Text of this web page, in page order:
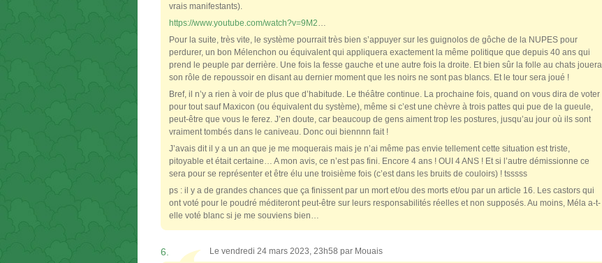
vrais manifestants).
https://www.youtube.com/watch?v=9M2
Pour la suite, très vite, le système pourrait très bien s’appuyer sur les guignolos de gôche de la NUPES pour
perdurer, un bon Mélenchon ou équivalent qui appliquera exactement la même politique que depuis 40 ans qui
prend le peuple par derrière. Une fois la fesse gauche et une autre fois la droite. Et bien sûr la folle au chats jouera
son rôle de repoussoir en disant au dernier moment que les noirs ne sont pas blancs. Et le tour sera joué !
Bref, il n’y a rien à voir de plus que d’habitude. Le théâtre continue. La prochaine fois, quand on vous dira de voter
pour tout sauf Maxicon (ou équivalent du système), même si c’est une chèvre à trois pattes qui pue de la gueule,
peut-être que vous le ferez. J’en doute, car beaucoup de gens aiment trop les postures, jusqu’au jour où ils sont
vraiment tombés dans le caniveau. Donc oui biennnn fait !
J’avais dit il y a un an que je me moquerais mais je n’ai même pas envie tellement cette situation est triste,
pitoyable et était certaine… A mon avis, ce n’est pas fini. Encore 4 ans ! OUI 4 ANS ! Et si l’autre démissionne ce
sera pour se représenter et être élu une troisième fois (c’est dans les bruits de couloirs) ! tsssss
ps : il y a de grandes chances que ça finissent par un mort et/ou des morts et/ou par un article 16. Les castors qui
ont voté pour le poudré méditeront peut-être sur leurs responsabilités réelles et non supposés. Au moins, Méla a-t-
elle voté blanc si je me souviens bien…
6. Le vendredi 24 mars 2023, 23h58 par Mouais